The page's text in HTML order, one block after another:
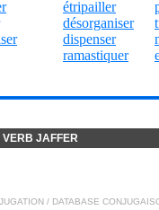
étripailler
désorganiser
dispenser
ramastiquer
VERB JAFFER
/ DATABASE